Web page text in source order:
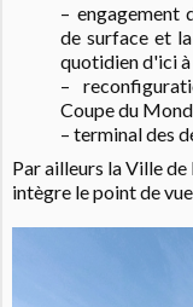
– engagement
de surface et
quotidien d'ici
–
Coupe du
– terminal des
Par ailleurs la Ville de
intègre le point de